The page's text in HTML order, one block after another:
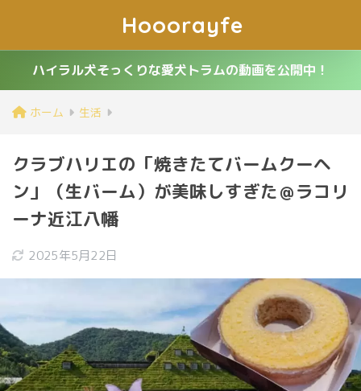
Hooorayfe
ハイラル犬そっくりな愛犬トラムの動画を公開中！
ホーム 生活
クラブハリエの「焼きたてバームクーヘ
ン」（生バーム）が美味しすぎた＠ラコリ
ーナ近江八幡
2025年5月22日